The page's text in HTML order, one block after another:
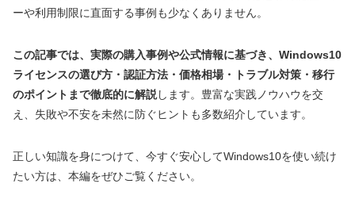
ーや利用制限に直面する事例も少なくありません。
この記事では、実際の購入事例や公式情報に基づき、Windows10
ライセンスの選び方・認証方法・価格相場・トラブル対策・移行
のポイントまで徹底的に解説します。豊富な実践ノウハウを交
え、失敗や不安を未然に防ぐヒントも多数紹介しています。
正しい知識を身につけて、今すぐ安心してWindows10を使い続け
たい方は、本編をぜひご覧ください。